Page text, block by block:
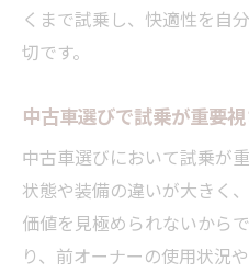
くまで試乗し、快適性を自
切です。
中古車選びで試乗が重要
中古車選びにおいて試乗が
状態や装備の違いが大きく
価値を見極められないから
り、前オーナーの使用状況